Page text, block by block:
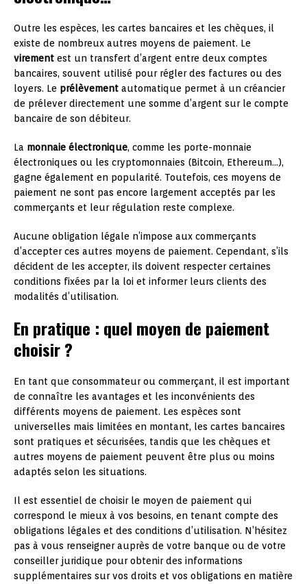
Outre les espèces, les cartes bancaires et les chèques, il
existe de nombreux autres moyens de paiement. Le
virement est un transfert d’argent entre deux comptes
bancaires, souvent utilisé pour régler des factures ou des
loyers. Le prélèvement automatique permet à un créancier
de prélever directement une somme d’argent sur le compte
bancaire de son débiteur.
La monnaie électronique, comme les porte-monnaie
électroniques ou les cryptomonnaies (Bitcoin, Ethereum…),
gagne également en popularité. Toutefois, ces moyens de
paiement ne sont pas encore largement acceptés par les
commerçants et leur régulation reste complexe.
Aucune obligation légale n’impose aux commerçants
d’accepter ces autres moyens de paiement. Cependant, s’ils
décident de les accepter, ils doivent respecter certaines
conditions fixées par la loi et informer leurs clients des
modalités d’utilisation.
En pratique : quel moyen de paiement
choisir ?
En tant que consommateur ou commerçant, il est important
de connaître les avantages et les inconvénients des
différents moyens de paiement. Les espèces sont
universelles mais limitées en montant, les cartes bancaires
sont pratiques et sécurisées, tandis que les chèques et
autres moyens de paiement peuvent être plus ou moins
adaptés selon les situations.
Il est essentiel de choisir le moyen de paiement qui
correspond le mieux à vos besoins, en tenant compte des
obligations légales et des conditions d’utilisation. N’hésitez
pas à vous renseigner auprès de votre banque ou de votre
conseiller juridique pour obtenir des informations
supplémentaires sur vos droits et vos obligations en matière